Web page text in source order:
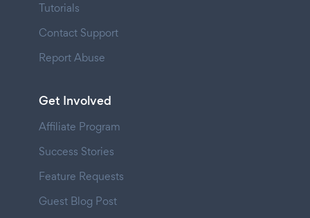
Tutorials
Contact Support
Report Abuse
Get Involved
Affiliate Program
Success Stories
Feature Requests
Guest Blog Post